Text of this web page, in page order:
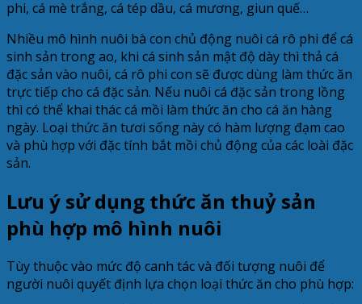
phi, cá mè trắng, cá tép dầu, cá mương, giun quế…
Nhiều mô hình nuôi bà con chủ động nuôi cá rô phi để cá
sinh sản trong ao, khi cá sinh sản mật độ dày thì thả cá
đặc sản vào nuôi, cá rô phi con sẽ được dùng làm thức ăn
trực tiếp cho cá đặc sản. Nếu nuôi cá đặc sản trong lồng
thì có thể khai thác cá mồi làm thức ăn cho cá ăn hàng
ngày. Loại thức ăn tươi sống này có hàm lượng đạm cao
và phù hợp với đặc tính bắt mồi chủ động của các loài đặc
sản.
Lưu ý sử dụng thức ăn thuỷ sản
phù hợp mô hình nuôi
Tùy thuộc vào mức độ canh tác và đối tượng nuôi để
người nuôi quyết định lựa chọn loại thức ăn cho phù hợp: